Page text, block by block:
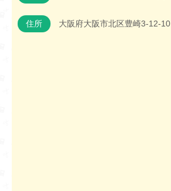
住所 大阪府大阪市北区豊崎3-12-10